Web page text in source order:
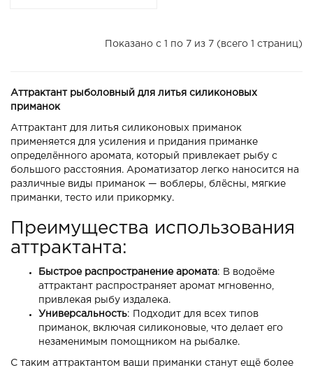
Показано с 1 по 7 из 7 (всего 1 страниц)
Аттрактант рыболовный для литья силиконовых
приманок
Аттрактант для литья силиконовых приманок
применяется для усиления и придания приманке
определённого аромата, который привлекает рыбу с
большого расстояния. Ароматизатор легко наносится на
различные виды приманок — воблеры, блёсны, мягкие
приманки, тесто или прикормку.
Преимущества использования
аттрактанта:
Быстрое распространение аромата: В водоёме
аттрактант распространяет аромат мгновенно,
привлекая рыбу издалека.
Универсальность: Подходит для всех типов
приманок, включая силиконовые, что делает его
незаменимым помощником на рыбалке.
С таким аттрактантом ваши приманки станут ещё более